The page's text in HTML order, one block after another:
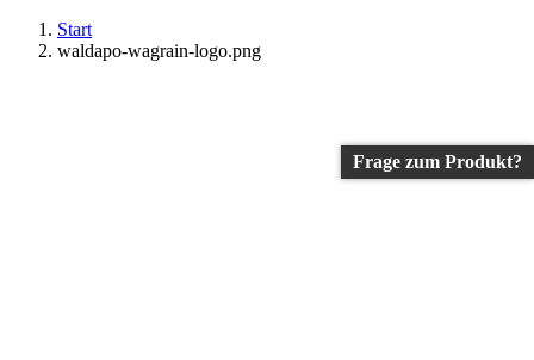
Start
waldapo-wagrain-logo.png
Frage zum Produkt?